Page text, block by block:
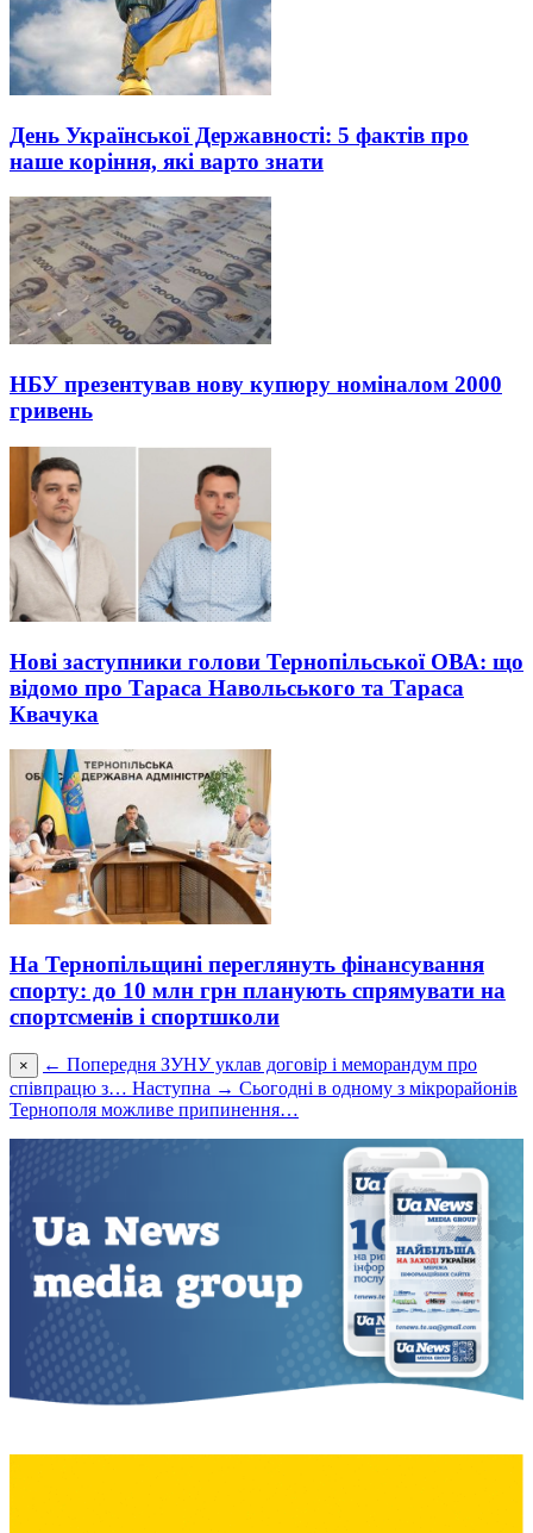
День Української Державності: 5 фактів про
наше коріння, які варто знати
НБУ презентував нову купюру номіналом 2000
гривень
Нові заступники голови Тернопільської ОВА: що
відомо про Тараса Навольського та Тараса
Квачука
На Тернопільщині переглянуть фінансування
спорту: до 10 млн грн планують спрямувати на
спортсменів і спортшколи
× ← Попередня ЗУНУ уклав договір і меморандум про
співпрацю з… Наступна → Сьогодні в одному з мікрорайонів
Тернополя можливе припинення…